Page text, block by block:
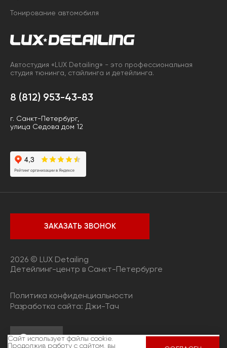
Сайт использует файлы cookie.
Продолжив работу с сайтом, вы
Тонирование автомобиля
Автостудия «LUX Detailing» - это профессиональная
студия тюнинга, стайлинга и детейлинга.
8 (812) 953-43-83
г. Санкт-Петербург,
улица Седова дом 12
ЗАКАЗАТЬ ЗВОНОК
2026 © LUX Detailing
Детейлинг-центр в Санкт-Петербурге
Политика конфиденциальности
Разработка сайта: Джи-Тач